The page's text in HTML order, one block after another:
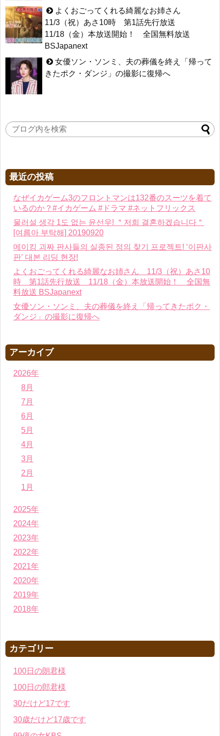
よくおごってくれる綺麗なお姉さん
11/3（祝）あさ10時 第1話先行放送
11/18（金）本放送開始！ 全国無料放送
BSJapanext
女優ソン・ソンミ、夫の葬儀を終え「帰って
きたポク・ダンジ」の撮影に復帰へ
最近の投稿
なぜイカゲーム3のフロントマンは132番のスーツを着て
いるのか？#イカゲーム #ドラマ #ネットフリックス
물러설 생각 1도 없는 윤선우! ＂저희 결혼하겠습니다＂
[여름아 부탁해] 20190920
메이킹 괴짜 판사들의 실종된 정의 찾기 프로젝트! ‘이판사
판’ 대본 리딩 현장!
よくおごってくれる綺麗なお姉さん 11/3（祝）あさ10
時 第1話先行放送 11/18（金）本放送開始！ 全国無
料放送 BSJapanext
女優ソン・ソンミ、夫の葬儀を終え「帰ってきたポク・
ダンジ」の撮影に復帰へ
アーカイブ
2026年
8月
7月
6月
5月
4月
3月
2月
1月
2025年
2024年
2023年
2022年
2021年
2020年
2019年
2018年
カテゴリー
100日の朗君様
100日の郎君様
30だけど17です
30歳だけど17歳です